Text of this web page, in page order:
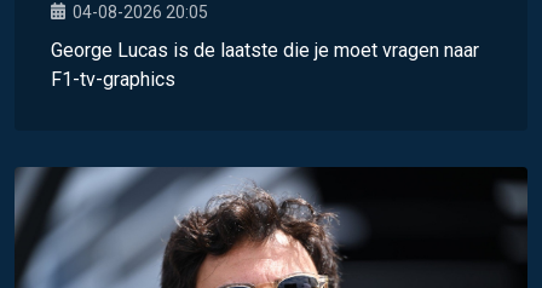
04-08-2026 20:05
George Lucas is de laatste die je moet vragen naar
F1-tv-graphics